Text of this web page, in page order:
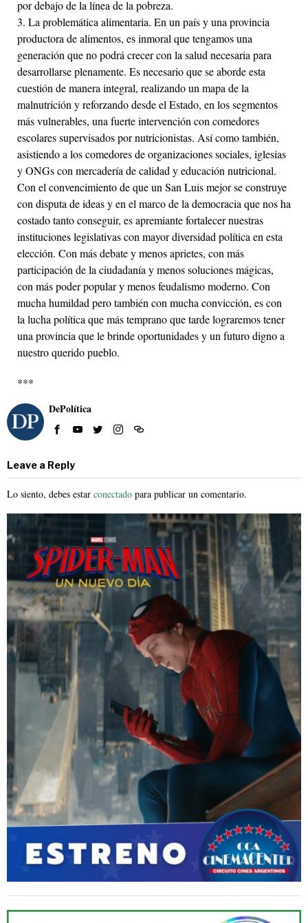
por debajo de la línea de la pobreza.
3. La problemática alimentaria. En un país y una provincia
productora de alimentos, es inmoral que tengamos una
generación que no podrá crecer con la salud necesaria para
desarrollarse plenamente. Es necesario que se aborde esta
cuestión de manera integral, realizando un mapa de la
malnutrición y reforzando desde el Estado, en los segmentos
más vulnerables, una fuerte intervención con comedores
escolares supervisados por nutricionistas. Así como también,
asistiendo a los comedores de organizaciones sociales, iglesias
y ONGs con mercadería de calidad y educación nutricional.
Con el convencimiento de que un San Luis mejor se construye
con disputa de ideas y en el marco de la democracia que nos ha
costado tanto conseguir, es apremiante fortalecer nuestras
instituciones legislativas con mayor diversidad política en esta
elección. Con más debate y menos aprietes, con más
participación de la ciudadanía y menos soluciones mágicas,
con más poder popular y menos feudalismo moderno. Con
mucha humildad pero también con mucha convicción, es con
la lucha política que más temprano que tarde lograremos tener
una provincia que le brinde oportunidades y un futuro digno a
nuestro querido pueblo.
***
DePolítica
Leave a Reply
Lo siento, debes estar conectado para publicar un comentario.